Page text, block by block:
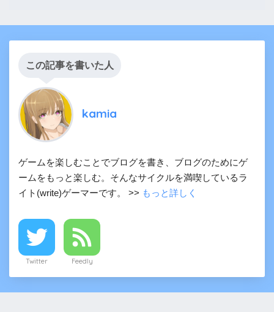
この記事を書いた人
kamia
ゲームを楽しむことでブログを書き、ブログのためにゲ
ームをもっと楽しむ。そんなサイクルを満喫しているラ
イト(write)ゲーマーです。 >> もっと詳しく
Twitter Feedly